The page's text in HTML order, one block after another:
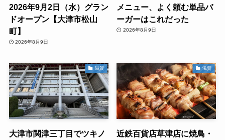
2026年9月2日（水）グラン
ドオープン【大津市松山
町】
2026年8月9日
メニュー、よく頼む単品バ
ーガーはこれだった
2026年8月9日
滋賀
大津市関津三丁目でツキノ
滋賀
近鉄百貨店草津店に焼鳥・